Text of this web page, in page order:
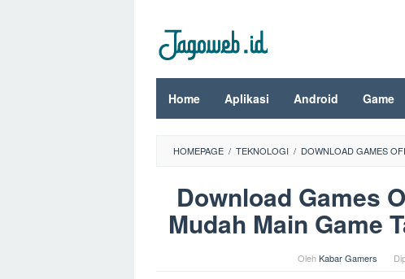
konten
Home Aplikasi Android Game
HOMEPAGE / TEKNOLOGI / DOWNLOAD GAMES
Download Games
Mudah Main Game
OlehKabar Gamers